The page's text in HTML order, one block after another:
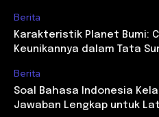
Berita
Karakteristik Planet Bumi:
Keunikannya dalam Tata
Berita
Soal Bahasa Indonesia
Jawaban Lengkap untuk